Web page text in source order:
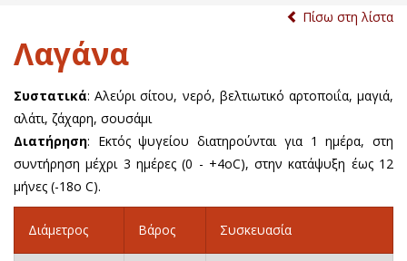
Πίσω στη λίστα
Λαγάνα
Συστατικά: Αλεύρι σίτου, νερό, βελτιωτικό αρτοποιΐα, μαγιά,
αλάτι, ζάχαρη, σουσάμι
Διατήρηση: Εκτός ψυγείου διατηρούνται για 1 ημέρα, στη
συντήρηση μέχρι 3 ημέρες (0 - +4οC), στην κατάψυξη έως 12
μήνες (-18ο C).
Διάμετρος Βάρος Συσκευασία